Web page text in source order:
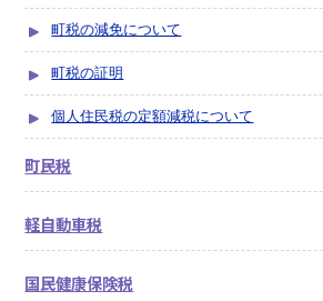
町税の減免について
町税の証明
個人住民税の定額減税について
町民税
軽自動車税
国民健康保険税